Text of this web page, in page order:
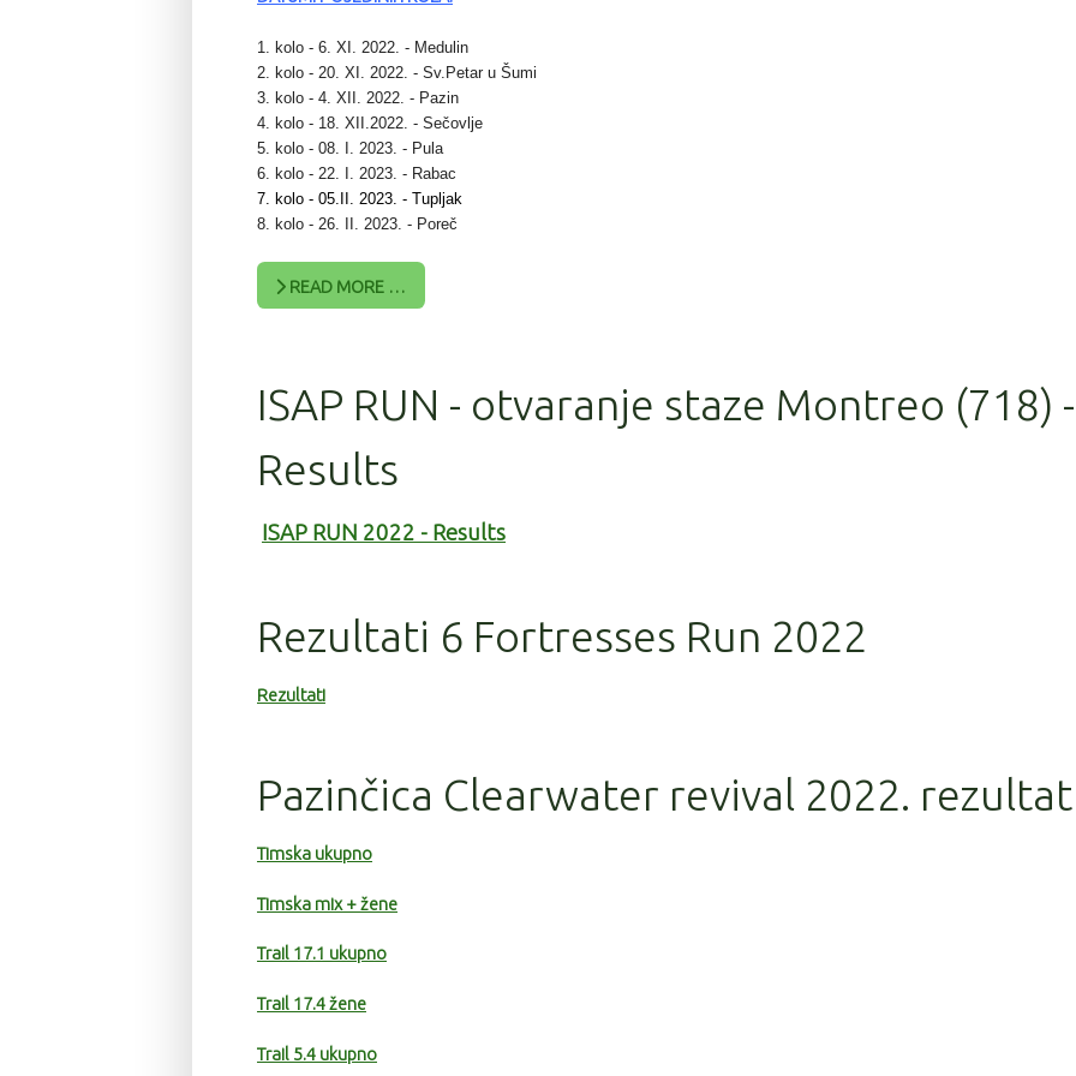
1. kolo - 6. XI. 2022. - Medulin
2. kolo - 20. XI. 2022. - Sv.Petar u Šumi
3. kolo - 4. XII. 2022. - Pazin
4. kolo - 18. XII.2022. - Sečovlje
5. kolo - 08. I. 2023. - Pula
6. kolo - 22. I. 2023. - Rabac
7. kolo - 05.II. 2023. - Tupljak
8. kolo - 26. II. 2023. - Poreč
READ MORE …
ISAP RUN - otvaranje staze Montreo (718) -
Results
ISAP RUN 2022 - Results
Rezultati 6 Fortresses Run 2022
Rezultati
Pazinčica Clearwater revival 2022.
Timska ukupno
Timska mix + žene
Trail 17.1 ukupno
Trail 17.4 žene
Trail 5.4 ukupno